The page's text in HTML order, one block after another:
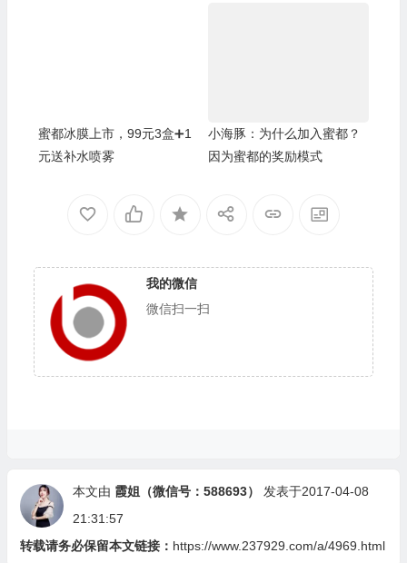
蜜都冰膜上市，99元3盒➕1
元送补水喷雾
小海豚：为什么加入蜜都？
因为蜜都的奖励模式
我的微信
微信扫一扫
本文由 霞姐（微信号：588693）
发表于2017-04-08
21:31:57
转载请务必保留本文链接： https://www.237929.com/a/4969.html